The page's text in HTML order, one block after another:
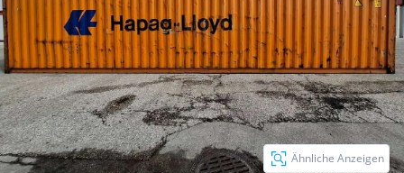
Ähnliche Anzeigen